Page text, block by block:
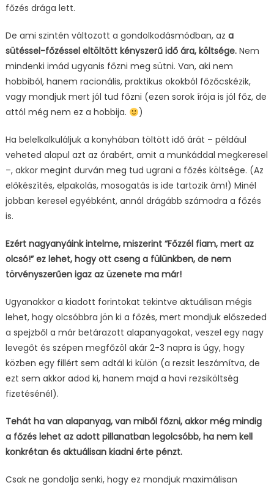
főzés drága lett.
De ami szintén változott a gondolkodásmódban, az a
sütéssel-főzéssel eltöltött kényszerű idő ára, költsége.Nem
mindenki imád ugyanis főzni meg sütni. Van, aki nem
hobbiból, hanem racionális, praktikus okokból főzőcskézik,
vagy mondjuk mert jól tud főzni (ezen sorok írója is jól főz, de
attól még nem ez a hobbija.
)
Ha belelkalkuláljuk a konyhában töltött idő árát – például
veheted alapul azt az órabért, amit a munkáddal megkeresel
–, akkor megint durván meg tud ugrani a főzés költsége. (Az
előkészítés, elpakolás, mosogatás is ide tartozik ám!) Minél
jobban keresel egyébként, annál drágább számodra a főzés
is.
Ezért nagyanyáink intelme, miszerint “Főzzél fiam, mert az
olcsó!” ez lehet, hogy ott cseng a fülünkben, de nem
törvényszerűen igaz az üzenete ma már!
Ugyanakkor a kiadott forintokat tekintve aktuálisan mégis
lehet, hogy olcsóbbra jön ki a főzés, mert mondjuk előszeded
a spejzből a már betárazott alapanyagokat, veszel egy nagy
levegőt és szépen megfőzöl akár 2-3 napra is úgy, hogy
közben egy fillért sem adtál ki külön (a rezsit leszámítva, de
ezt sem akkor adod ki, hanem majd a havi rezsiköltség
fizetésénél).
Tehát ha van alapanyag, van miből főzni, akkor még mindig
a főzés lehet az adott pillanatban legolcsóbb, ha nem kell
konkrétan és aktuálisan kiadni érte pénzt.
Csak ne gondolja senki, hogy ez mondjuk maximálisan